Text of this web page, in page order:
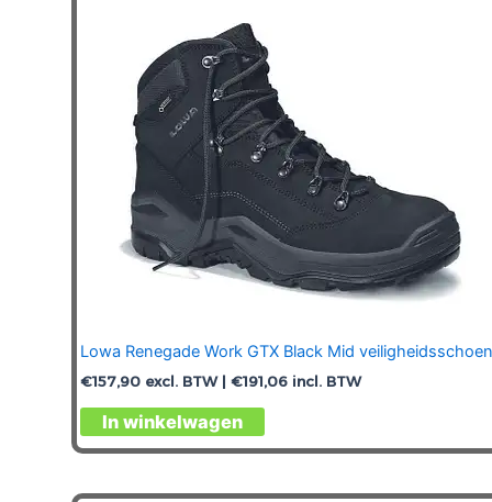
op
de
productpagina
Lowa Renegade Work GTX Black Mid veiligheidsschoen
€157,90 excl. BTW | €191,06 incl. BTW
In winkelwagen
Dit
product
meerdere